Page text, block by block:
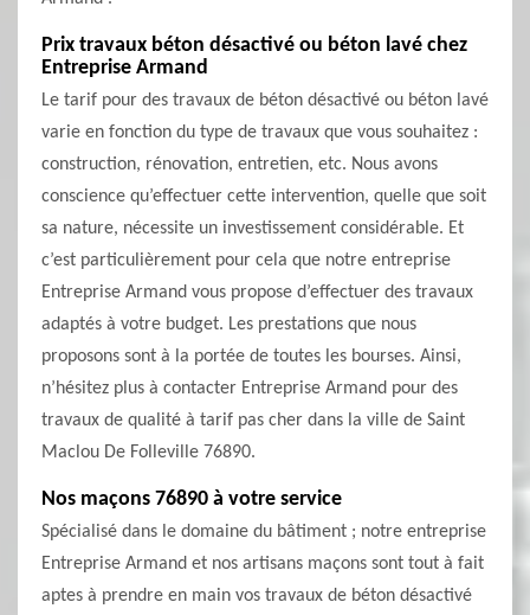
Prix travaux béton désactivé ou béton lavé chez
Entreprise Armand
Le tarif pour des travaux de béton désactivé ou béton lavé
varie en fonction du type de travaux que vous souhaitez :
construction, rénovation, entretien, etc. Nous avons
conscience qu’effectuer cette intervention, quelle que soit
sa nature, nécessite un investissement considérable. Et
c’est particulièrement pour cela que notre entreprise
Entreprise Armand vous propose d’effectuer des travaux
adaptés à votre budget. Les prestations que nous
proposons sont à la portée de toutes les bourses. Ainsi,
n’hésitez plus à contacter Entreprise Armand pour des
travaux de qualité à tarif pas cher dans la ville de Saint
Maclou De Folleville 76890.
Nos maçons 76890 à votre service
Spécialisé dans le domaine du bâtiment ; notre entreprise
Entreprise Armand et nos artisans maçons sont tout à fait
aptes à prendre en main vos travaux de béton désactivé